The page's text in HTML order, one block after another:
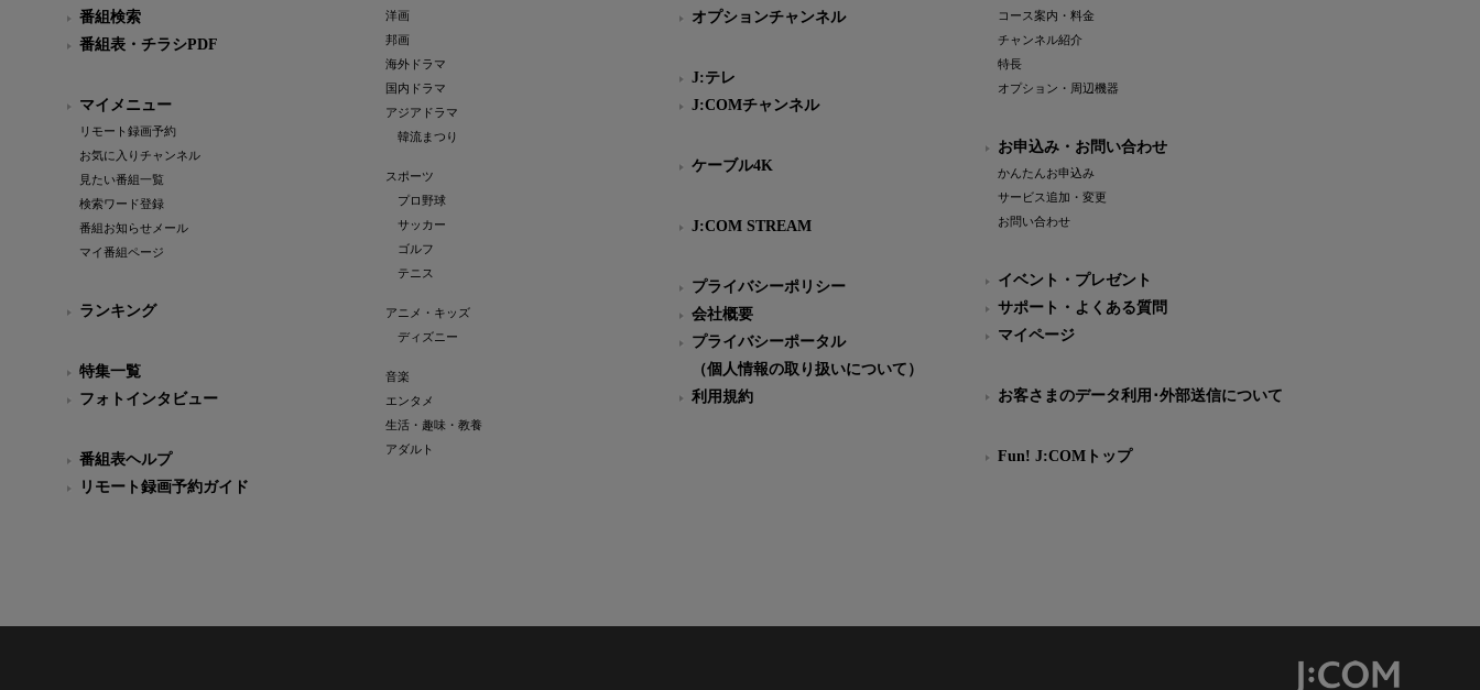
番組検索
番組表・チラシPDF
マイメニュー
リモート録画予約
お気に入りチャンネル
見たい番組一覧
検索ワード登録
番組お知らせメール
マイ番組ページ
ランキング
特集一覧
フォトインタビュー
番組表ヘルプ
リモート録画予約ガイド
洋画
邦画
海外ドラマ
国内ドラマ
アジアドラマ
韓流まつり
スポーツ
プロ野球
サッカー
ゴルフ
テニス
アニメ・キッズ
ディズニー
音楽
エンタメ
生活・趣味・教養
アダルト
オプションチャンネル
J:テレ
J:COMチャンネル
ケーブル4K
J:COM STREAM
プライバシーポリシー
会社概要
プライバシーポータル
（個人情報の取り扱いについて）
利用規約
コース案内・料金
チャンネル紹介
特長
オプション・周辺機器
お申込み・お問い合わせ
かんたんお申込み
サービス追加・変更
お問い合わせ
イベント・プレゼント
サポート・よくある質問
マイページ
お客さまのデータ利用･外部送信について
Fun! J:COMトップ